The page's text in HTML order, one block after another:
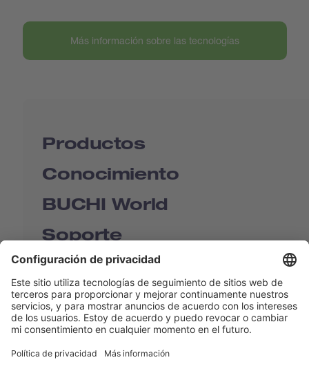
Más información sobre las tecnologías
Productos
Conocimiento
BUCHI World
Soporte
Shop
Contact us